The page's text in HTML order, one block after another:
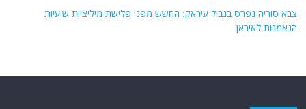
צבא סוריה נפרס בגבול עיראק: החשש מפני פלישת מיליציות שיעיות
הנאמנות לאיראן